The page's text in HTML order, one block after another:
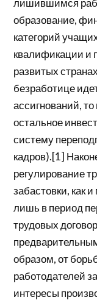
лишившимся
образование,
категорий
квалификации и
развитых
безработице
ассигнований,
остальное
систему
кадров).[1]
регулирование
забастовки, как
лишь в период
трудовых
образом, от
работодателей
интересы